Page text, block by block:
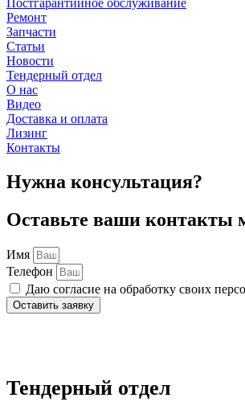
Ремонт
Запчасти
Статьи
Новости
Тендерный отдел
О нас
Видео
Доставка и оплата
Лизинг
Контакты
Нужна консультация?
Оставьте ваши контакты
Имя
Телефон
Даю согласие на обработку своих
Оставить заявку
Тендерный отдел